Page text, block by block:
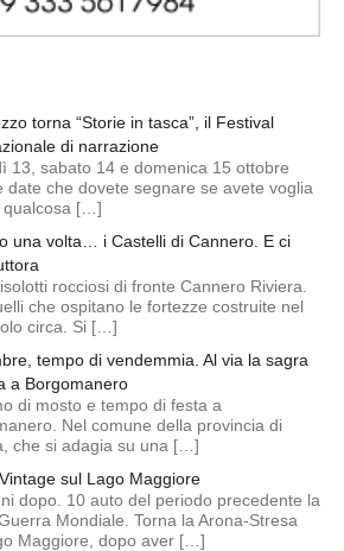
torna “Storie in tasca”, il Festival
di narrazione
13, sabato 14 e domenica 15 ottobre
date che dovete segnare se avete voglia
qualcosa […]
una volta… i Castelli di Cannero. E ci
rocciosi di fronte Cannero Riviera.
che ospitano le fortezze costruite nel
circa. Si […]
tempo di vendemmia. Al via la sagra
a Borgomanero
di mosto e tempo di festa a
Nel comune della provincia di
che si adagia su una […]
sul Lago Maggiore
dopo. 10 auto del periodo precedente la
Mondiale. Torna la Arona-Stresa
Maggiore, dopo aver […]